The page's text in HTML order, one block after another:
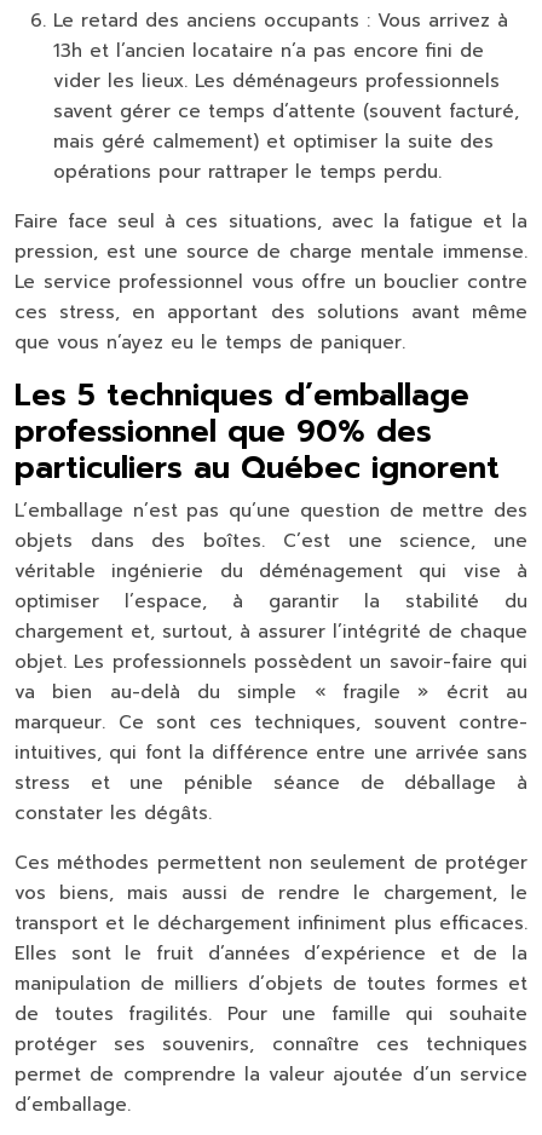
Le retard des anciens occupants : Vous arrivez à
13h et l’ancien locataire n’a pas encore fini de
vider les lieux. Les déménageurs professionnels
savent gérer ce temps d’attente (souvent facturé,
mais géré calmement) et optimiser la suite des
opérations pour rattraper le temps perdu.
Faire face seul à ces situations, avec la fatigue et la
pression, est une source de charge mentale immense.
Le service professionnel vous offre un bouclier contre
ces stress, en apportant des solutions avant même
que vous n’ayez eu le temps de paniquer.
Les 5 techniques d’emballage
professionnel que 90% des
particuliers au Québec ignorent
L’emballage n’est pas qu’une question de mettre des
objets dans des boîtes. C’est une science, une
véritable ingénierie du déménagement qui vise à
optimiser l’espace, à garantir la stabilité du
chargement et, surtout, à assurer l’intégrité de chaque
objet. Les professionnels possèdent un savoir-faire qui
va bien au-delà du simple « fragile » écrit au
marqueur. Ce sont ces techniques, souvent contre-
intuitives, qui font la différence entre une arrivée sans
stress et une pénible séance de déballage à
constater les dégâts.
Ces méthodes permettent non seulement de protéger
vos biens, mais aussi de rendre le chargement, le
transport et le déchargement infiniment plus efficaces.
Elles sont le fruit d’années d’expérience et de la
manipulation de milliers d’objets de toutes formes et
de toutes fragilités. Pour une famille qui souhaite
protéger ses souvenirs, connaître ces techniques
permet de comprendre la valeur ajoutée d’un service
d’emballage.